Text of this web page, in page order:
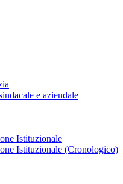
e aziendale
Istituzionale
Istituzionale (Cronologico)